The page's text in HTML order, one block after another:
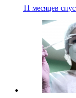
11 месяцев